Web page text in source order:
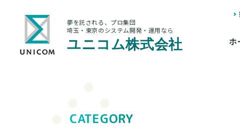
夢を託される、プロ集団
埼玉・東京のシステム開発・運用なら
ユニコム株式会社 ホ
CATEGORY